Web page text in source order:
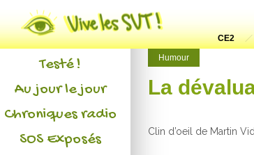
CE2
Humour
La
Clin d’oeil de Martin
Actualités
L'association
Testé !
Au jour le jour
Chroniques radio
SOS Exposés